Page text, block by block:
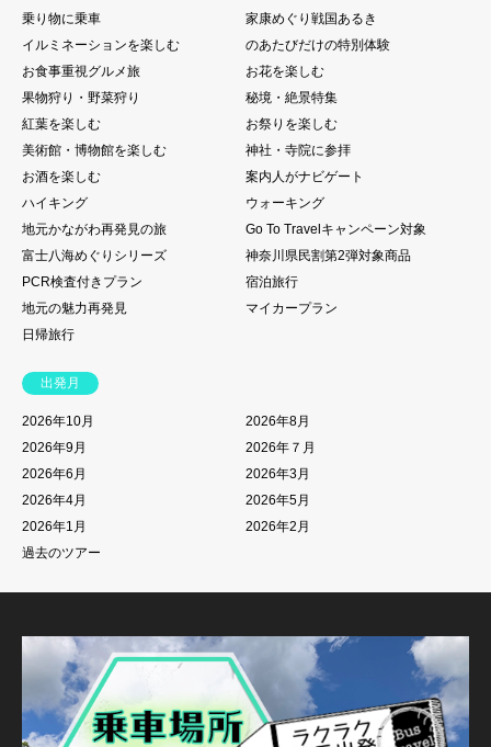
乗り物に乗車
家康めぐり戦国あるき
イルミネーションを楽しむ
のあたびだけの特別体験
お食事重視グルメ旅
お花を楽しむ
果物狩り・野菜狩り
秘境・絶景特集
紅葉を楽しむ
お祭りを楽しむ
美術館・博物館を楽しむ
神社・寺院に参拝
お酒を楽しむ
案内人がナビゲート
ハイキング
ウォーキング
地元かながわ再発見の旅
Go To Travelキャンペーン対象
富士八海めぐりシリーズ
神奈川県民割第2弾対象商品
PCR検査付きプラン
宿泊旅行
地元の魅力再発見
マイカープラン
日帰旅行
出発月
2026年10月
2026年8月
2026年9月
2026年７月
2026年6月
2026年3月
2026年4月
2026年5月
2026年1月
2026年2月
過去のツアー